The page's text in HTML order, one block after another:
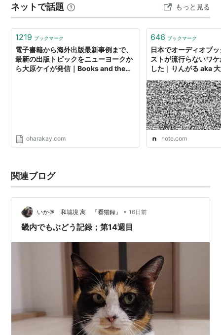
時間が近くなったので、バス停へ出てバスを待つ。次の
バスもNPO法人ふるさとづくり妙高が…
ネットで話題 もっと見る
1219 ブックマーク
電子書籍から海外出版最新事例まで、
最新の出版トピックをニューヨークか
ら大原ケイが発信｜Books and the
oharakay.com
646 ブックマーク
日本でオーディオブ
ストが流行らないワ
した｜りんがる aka
note.com
関連ブログ
いか＠ 和城境 寓 『看猫録』 • 16日前
畿内でもぶどう記録；第14週目